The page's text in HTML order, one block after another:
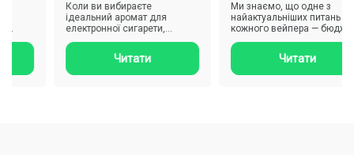
Коли ви вибираєте
ідеальний аромат для
електронної сигарети,
врахуйте свої особисті
уподобання. Різн..
Читати
Ми знаємо, що одне з
найактуальніших питань для
кожного вейпера — бюджет і
грамотне планування запас..
Читати